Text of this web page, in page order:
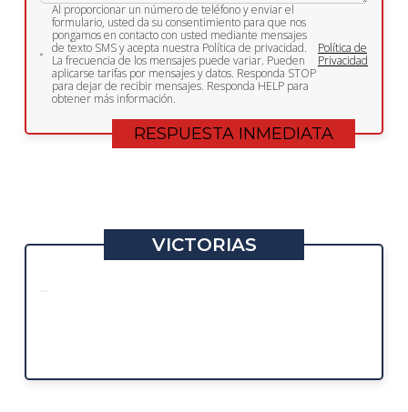
Al proporcionar un número de teléfono y enviar el
formulario, usted da su consentimiento para que nos
pongamos en contacto con usted mediante mensajes
de texto SMS y acepta nuestra Política de privacidad.
La frecuencia de los mensajes puede variar. Pueden
aplicarse tarifas por mensajes y datos. Responda STOP
para dejar de recibir mensajes. Responda HELP para
obtener más información.
Política de
Privacidad
VICTORIAS